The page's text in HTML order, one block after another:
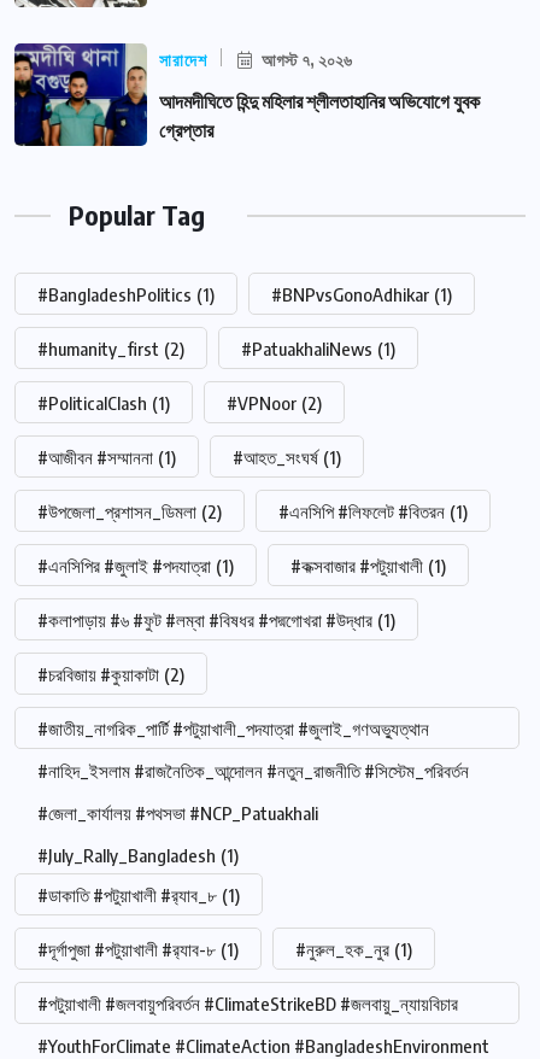
সারাদেশ আগস্ট ৭, ২০২৬
আদমদীঘিতে হিন্দু মহিলার শ্লীলতাহানির অভিযোগে যুবক
গ্রেপ্তার
Popular Tag
#BangladeshPolitics (1) #BNPvsGonoAdhikar (1)
#humanity_first (2) #PatuakhaliNews (1)
#PoliticalClash (1) #VPNoor (2)
#আজীবন #সম্মাননা (1) #আহত_সংঘর্ষ (1)
#উপজেলা_প্রশাসন_ডিমলা (2) #এনসিপি #লিফলেট #বিতরন (1)
#এনসিপির #জুলাই #পদযাত্রা (1) #কক্সবাজার #পটুয়াখালী (1)
#কলাপাড়ায় #৬ #ফুট #লম্বা #বিষধর #পদ্মগোখরা #উদ্ধার (1)
#চরবিজায় #কুয়াকাটা (2)
#জাতীয়_নাগরিক_পার্টি #পটুয়াখালী_পদযাত্রা #জুলাই_গণঅভ্যুত্থান
#নাহিদ_ইসলাম #রাজনৈতিক_আন্দোলন #নতুন_রাজনীতি #সিস্টেম_পরিবর্তন
#জেলা_কার্যালয় #পথসভা #NCP_Patuakhali
#July_Rally_Bangladesh (1)
#ডাকাতি #পটুয়াখালী #র‍্যাব_৮ (1)
#দূর্গাপুজা #পটুয়াখালী #র‍্যাব-৮ (1) #নুরুল_হক_নুর (1)
#পটুয়াখালী #জলবায়ুপরিবর্তন #ClimateStrikeBD #জলবায়ু_ন্যায়বিচার
#YouthForClimate #ClimateAction #BangladeshEnvironment